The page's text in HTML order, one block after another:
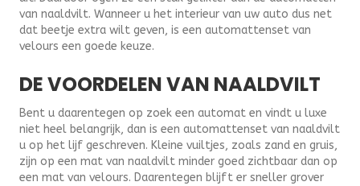
van naaldvilt. Wanneer u het interieur van uw auto dus net
dat beetje extra wilt geven, is een automattenset van
velours een goede keuze.
DE VOORDELEN VAN NAALDVILT
Bent u daarentegen op zoek een automat en vindt u luxe
niet heel belangrijk, dan is een automattenset van naaldvilt
u op het lijf geschreven. Kleine vuiltjes, zoals zand en gruis,
zijn op een mat van naaldvilt minder goed zichtbaar dan op
een mat van velours. Daarentegen blijft er sneller grover